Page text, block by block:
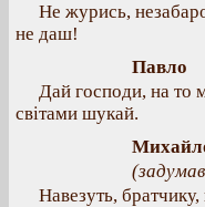
Не журись,
не даш!
Павло
Дай господи, на то
світами шукай.
Навезуть, братчику,